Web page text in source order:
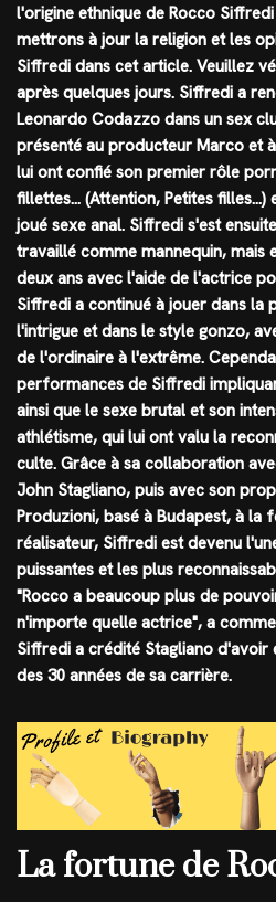
l'origine ethnique de Rocco
mettrons à jour la religion et les
Siffredi dans cet article. Veuillez
après quelques jours. Siffredi a
Leonardo Codazzo dans un sex
présenté au producteur Marco et
lui ont confié son premier rôle
fillettes… (Attention, Petites filles…)
joué sexe anal. Siffredi s'est
travaillé comme mannequin, mais
deux ans avec l'aide de l'actrice
Siffredi a continué à jouer dans la
l'intrigue et dans le style gonzo,
de l'ordinaire à l'extrême.
performances de Siffredi
ainsi que le sexe brutal et son
athlétisme, qui lui ont valu la
culte. Grâce à sa collaboration
John Stagliano, puis avec son
Produzioni, basé à Budapest, à la
réalisateur, Siffredi est devenu
puissantes et les plus
"Rocco a beaucoup plus de
n'importe quelle actrice", a
Siffredi a crédité Stagliano d'avoir
des 30 années de sa carrière.
La fortune de